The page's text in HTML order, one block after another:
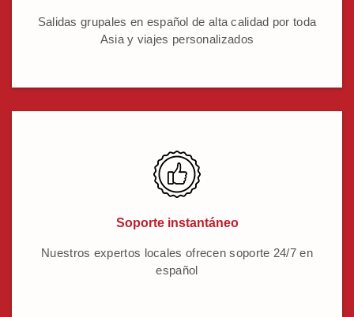
Salidas grupales en español de alta calidad por toda
Asia y viajes personalizados
Soporte instantáneo
Nuestros expertos locales ofrecen soporte 24/7 en
español